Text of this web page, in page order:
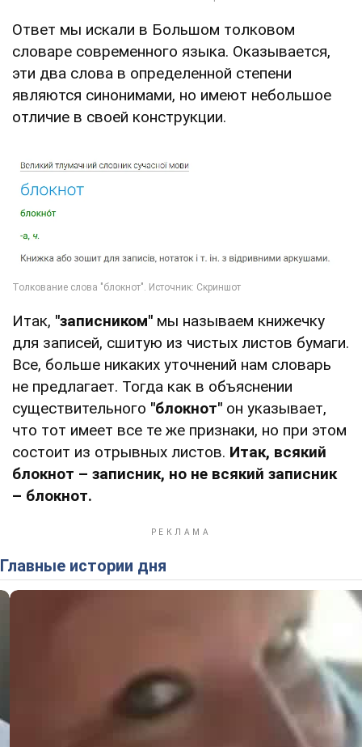
Ответ мы искали в Большом толковом
словаре современного языка. Оказывается,
эти два слова в определенной степени
являются синонимами, но имеют небольшое
отличие в своей конструкции.
Итак, "записником" мы называем книжечку
для записей, сшитую из чистых листов бумаги.
Все, больше никаких уточнений нам словарь
не предлагает. Тогда как в объяснении
существительного "блокнот" он указывает,
что тот имеет все те же признаки, но при этом
состоит из отрывных листов. Итак, всякий
блокнот – записник, но не всякий записник
– блокнот.
Главные истории дня